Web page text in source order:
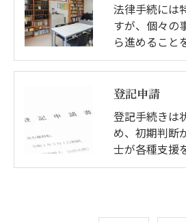
法律手続には
すが、個々の
ら進めること
登記申請
登記手続きは
め、初期判断
士が各種支援